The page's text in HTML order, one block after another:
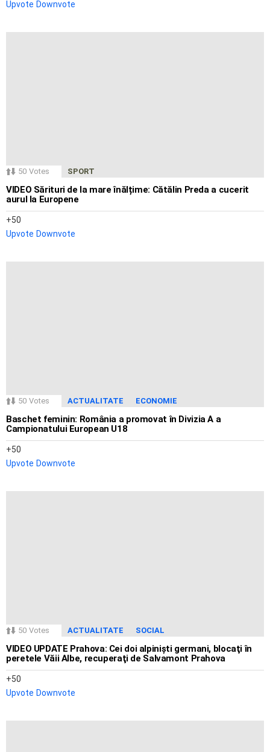
Upvote Downvote
50 Votes SPORT
VIDEO Sărituri de la mare înălțime: Cătălin Preda a cucerit
aurul la Europene
50
Upvote Downvote
50 Votes ACTUALITATE ECONOMIE
Baschet feminin: România a promovat în Divizia A a
Campionatului European U18
50
Upvote Downvote
50 Votes ACTUALITATE SOCIAL
VIDEO UPDATE Prahova: Cei doi alpinişti germani, blocaţi în
peretele Văii Albe, recuperaţi de Salvamont Prahova
50
Upvote Downvote